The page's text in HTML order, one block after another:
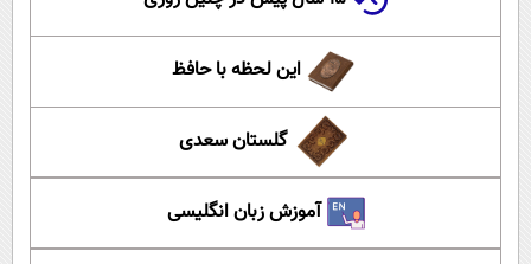
این لحظه با حافظ
گلستان سعدی
آموزش زبان انگلیسی